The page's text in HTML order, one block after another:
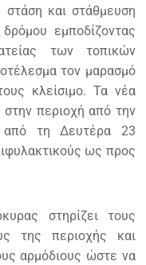
και στάθμευση
εμποδίζοντας
των τοπικών
τον μαρασμό
κλείσιμο. Τα νέα
περιοχή από την
από τη Δευτέρα 23
ως προς
στηρίζει τους
της περιοχής και
αρμόδιους ώστε να